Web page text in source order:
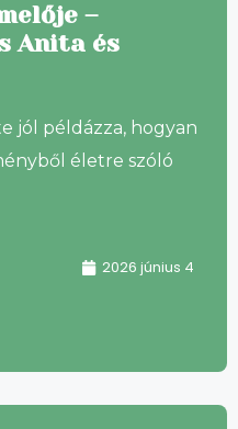
–
Anita és
jól példázza, hogyan
életre szóló
2026 június 4